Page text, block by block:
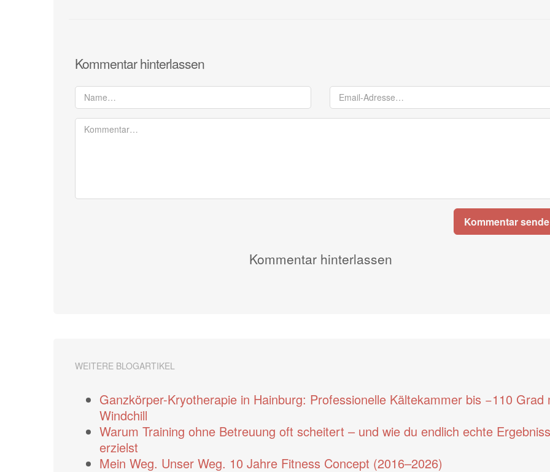
Kommentar hinterlassen
Kommentar
Kommentar hinterlassen
WEITERE BLOGARTIKEL
Ganzkörper-Kryotherapie in Hainburg: Professionelle Kältekammer bis −110 Grad
Windchill
Warum Training ohne Betreuung oft scheitert – und wie du endlich echte
erzielst
Mein Weg. Unser Weg. 10 Jahre Fitness Concept (2016–2026)